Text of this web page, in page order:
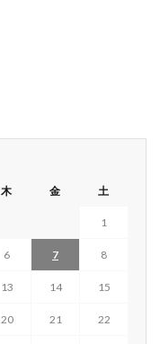
木 金 土
1
6 7 8
13 14 15
20 21 22